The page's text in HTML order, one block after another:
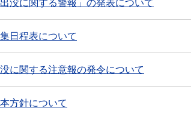
没に関する警報」の発表について
日程表について
に関する注意報の発令について
方針について